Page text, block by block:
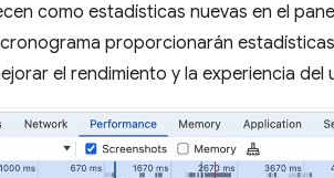
como estadísticas nuevas en el
proporcionarán
el rendimiento y la experiencia del